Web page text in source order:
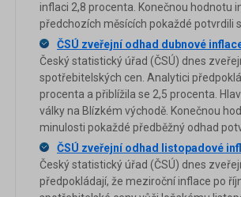
inflaci 2,8 procenta. Konečnou hodnotu
předchozích měsících pokaždé potvrdili
ČSÚ zveřejní odhad dubnové
Český statistický úřad (ČSÚ) dnes
spotřebitelských cen. Analytici
procenta a přiblížila se 2,5 procenta.
války na Blízkém východě. Konečnou
minulosti pokaždé předběžný odhad
ČSÚ zveřejní odhad listopadové
Český statistický úřad (ČSÚ) dnes
předpokládají, že meziroční inflace po